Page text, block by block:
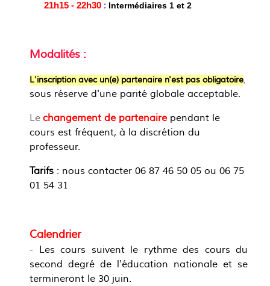
21h15 - 22h30 : Intermédiaires 1 et 2
Modalités :
L'inscription avec un(e) partenaire n'est pas obligatoire,
sous réserve d'une parité globale acceptable.
Le changement de partenaire pendant le
cours est fréquent, à la discrétion du
professeur.
Tarifs : nous contacter 06 87 46 50 05 ou 06 75
01 54 31
Calendrier
- Les cours suivent le rythme des cours du
second degré de l'éducation nationale et se
termineront le 30 juin.